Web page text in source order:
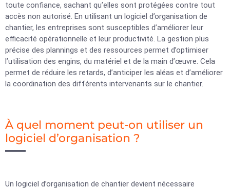
toute confiance, sachant qu’elles sont protégées contre tout
accès non autorisé. En utilisant un logiciel d’organisation de
chantier, les entreprises sont susceptibles d’améliorer leur
efficacité opérationnelle et leur productivité. La gestion plus
précise des plannings et des ressources permet d’optimiser
l’utilisation des engins, du matériel et de la main d’œuvre. Cela
permet de réduire les retards, d’anticiper les aléas et d’améliorer
la coordination des différents intervenants sur le chantier.
À quel moment peut-on utiliser un
logiciel d’organisation ?
Un logiciel d’organisation de chantier devient nécessaire